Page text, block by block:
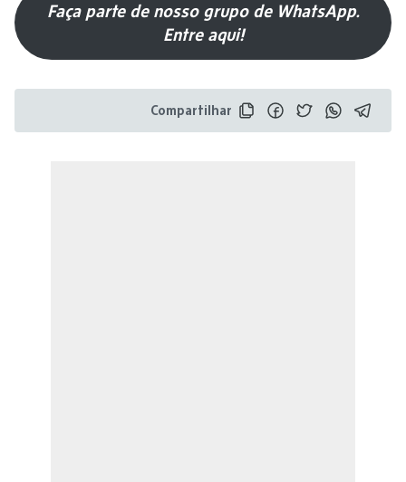
Faça parte de nosso grupo de WhatsApp.
Entre aqui!
Compartilhar